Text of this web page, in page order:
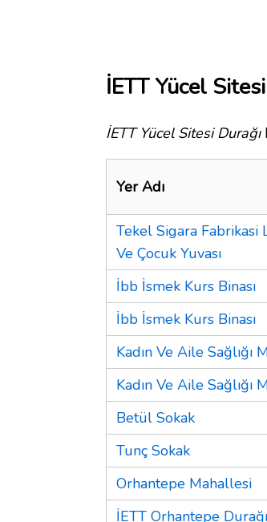
İETT Yücel
İETT Yücel Sitesi Durağı
Yer Adı
Tekel Sigara Fabrikasi
Ve Çocuk Yuvası
İbb İsmek Kurs Binası
İbb İsmek Kurs Binası
Kadın Ve Aile Sağlığı
Kadın Ve Aile Sağlığı
Betül Sokak
Tunç Sokak
Orhantepe Mahallesi
İETT Orhantepe Durağı